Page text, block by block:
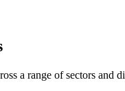
a range of sectors